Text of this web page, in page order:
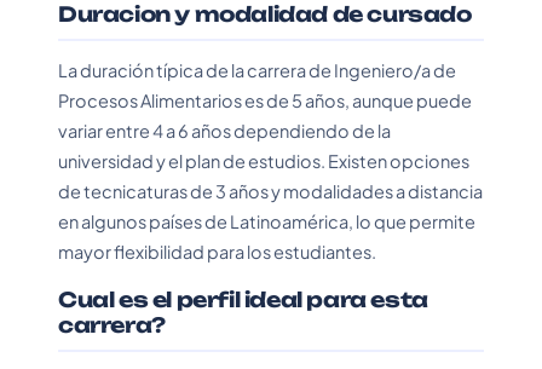
Duracion y modalidad de cursado
La duración típica de la carrera de Ingeniero/a de
Procesos Alimentarios es de 5 años, aunque puede
variar entre 4 a 6 años dependiendo de la
universidad y el plan de estudios. Existen opciones
de tecnicaturas de 3 años y modalidades a distancia
en algunos países de Latinoamérica, lo que permite
mayor flexibilidad para los estudiantes.
Cual es el perfil ideal para esta
carrera?